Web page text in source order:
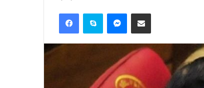
email
FacebookSkype MessengerCompartir por correo electrónico